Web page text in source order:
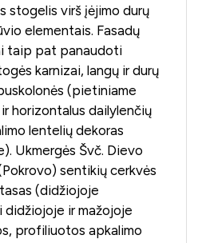
stogelis virš įėjimo durų
elementais. Fasadų
taip pat panaudoti
karnizai, langų ir durų
(pietiniame
horizontalus dailylenčių
lentelių dekoras
Ukmergės Švč. Dievo
sentikių cerkvės
(didžiojoje
didžiojoje ir mažojoje
profiliuotos apkalimo